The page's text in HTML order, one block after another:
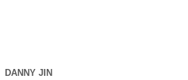
DANNY JIN